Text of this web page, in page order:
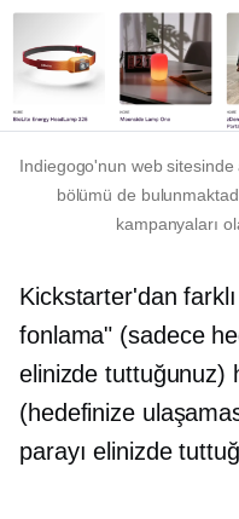
Indiegogo'nun web
bölümü de
kampanyaları
Kickstarter'dan
fonlama" (sadece
elinizde tuttuğunuz)
(hedefinize
parayı elinizde